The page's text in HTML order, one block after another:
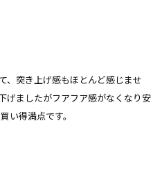
、突き上げ感もほとんど感じませ
げましたがフアフア感がなくなり安
い得満点です。